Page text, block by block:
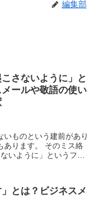
編集部
こさないように」と
ールや敬語の使い
いものという建前があり
あります。 そのミス絡
いように」というフレ
」とは？ビジネスメ